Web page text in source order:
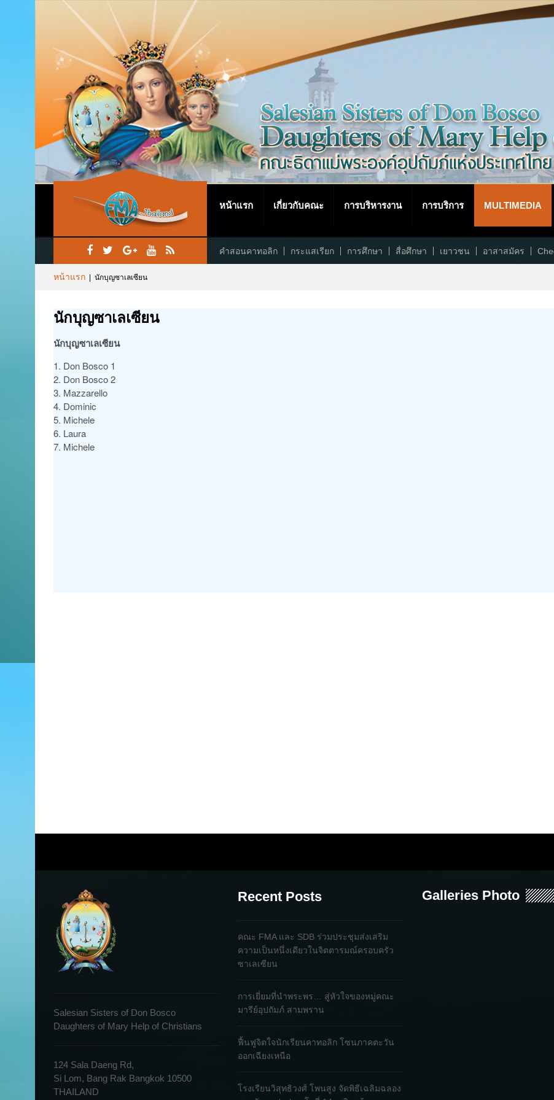
หน้าแรก เกี่ยวกับคณะ การบริหารงาน การบริการ MULTIMEDIA
คำสอนคาทอลิก กระแสเรียก การศึกษา สื่อศึกษา เยาวชน อาสาสมัคร
หน้าแรก นักบุญซาเลเซียน
นักบุญซาเลเซียน
นักบุญซาเลเซียน
1. Don Bosco 1
2. Don Bosco 2
3. Mazzarello
4. Dominic
5. Michele
6. Laura
7. Michele
Salesian Sisters of Don Bosco
Daughters of Mary Help of Christians
124 Sala Daeng Rd,
Si Lom, Bang Rak Bangkok 10500
THAILAND
Recent Posts
คณะ FMA และ SDB ร่วมประชุมส่งเสริม
ความเป็นหนึ่งเดียวในจิตตารมณ์ครอบครัว
ซาเลเซียน
การเยี่ยมที่นำพระพร… สู่หัวใจของหมู่คณะ
มารีย์อุปถัมภ์ สามพราน
ฟื้นฟูจิตใจนักเรียนคาทอลิก โซนภาคตะวัน
ออกเฉียงเหนือ
โรงเรียนวิสุทธิวงศ์ โพนสูง จัดพิธีเฉลิมฉลอง
Galleries Photo